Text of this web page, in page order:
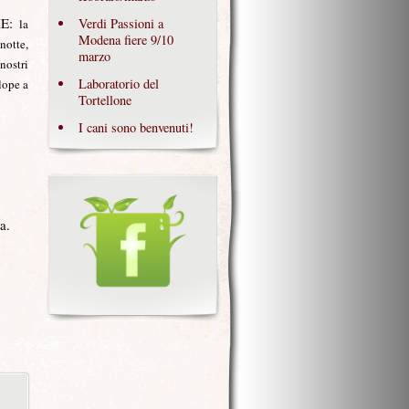
la
a
Verdi Passioni a
Modena fiere 9/10
marzo
Laboratorio del
Tortellone
I cani sono benvenuti!